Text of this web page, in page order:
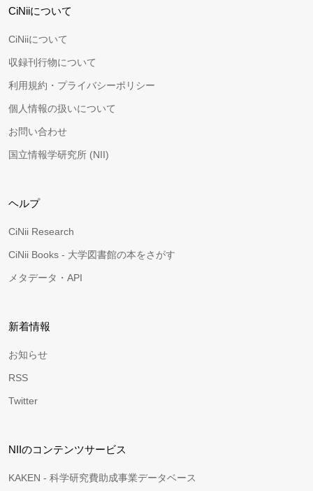
CiNiiについて
CiNiiについて
収録刊行物について
利用規約・プライバシーポリシー
個人情報の扱いについて
お問い合わせ
国立情報学研究所 (NII)
ヘルプ
CiNii Research
CiNii Books - 大学図書館の本をさがす
メタデータ・API
新着情報
お知らせ
RSS
Twitter
NIIのコンテンツサービス
KAKEN - 科学研究費助成事業データベース